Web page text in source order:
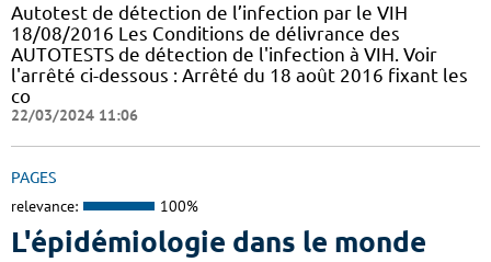
Autotest de détection de l’infection par le VIH
18/08/2016 Les Conditions de délivrance des
AUTOTESTS de détection de l'infection à VIH. Voir
l'arrêté ci-dessous : Arrêté du 18 août 2016 fixant les
co
22/03/2024 11:06
PAGES
relevance: 100%
L'épidémiologie dans le monde